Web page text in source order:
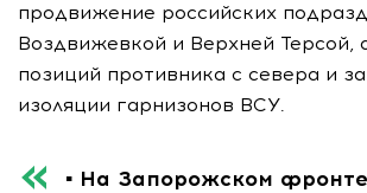
продвижение российских
Воздвижевкой и Верхней Терсой,
позиций противника с севера и
изоляции гарнизонов ВСУ.
▪️ На Запорожском